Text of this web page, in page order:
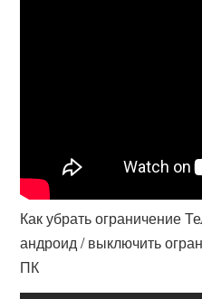
Как убрать ограничение
андроид / выключить
ПК